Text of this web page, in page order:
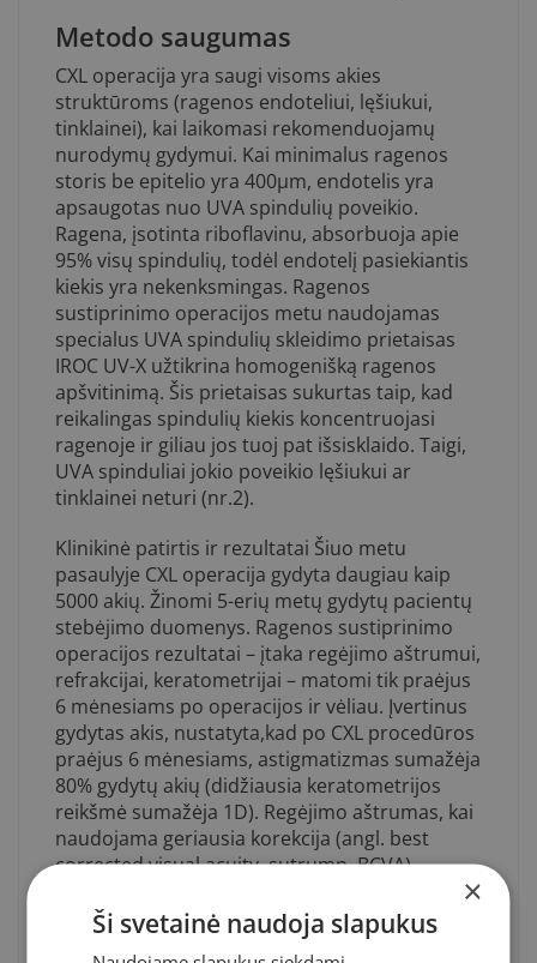
Metodo saugumas
CXL operacija yra saugi visoms akies
struktūroms (ragenos endoteliui, lęšiukui,
tinklainei), kai laikomasi rekomenduojamų
nurodymų gydymui. Kai minimalus ragenos
storis be epitelio yra 400µm, endotelis yra
apsaugotas nuo UVA spindulių poveikio.
Ragena, įsotinta riboflavinu, absorbuoja apie
95% visų spindulių, todėl endotelį pasiekiantis
kiekis yra nekenksmingas. Ragenos
sustiprinimo operacijos metu naudojamas
specialus UVA spindulių skleidimo prietaisas
IROC UV-X užtikrina homogenišką ragenos
apšvitinimą. Šis prietaisas sukurtas taip, kad
reikalingas spindulių kiekis koncentruojasi
ragenoje ir giliau jos tuoj pat išsisklaido. Taigi,
UVA spinduliai jokio poveikio lęšiukui ar
tinklainei neturi (nr.2).
Klinikinė patirtis ir rezultatai Šiuo metu
pasaulyje CXL operacija gydyta daugiau kaip
5000 akių. Žinomi 5-erių metų gydytų pacientų
stebėjimo duomenys. Ragenos sustiprinimo
operacijos rezultatai – įtaka regėjimo aštrumui,
refrakcijai, keratometrijai – matomi tik praėjus
6 mėnesiams po operacijos ir vėliau. Įvertinus
gydytas akis, nustatyta,kad po CXL procedūros
praėjus 6 mėnesiams, astigmatizmas sumažėja
80% gydytų akių (didžiausia keratometrijos
reikšmė sumažėja 1D). Regėjimo aštrumas, kai
naudojama geriausia korekcija (angl. best
corrected visual acuity, sutrump. BCVA),
mėnesių po CXL, regėjimo aštrumas pagerėja
viena ar dviem eilutėm, o po 30-60 mėnesių po
×
Ši svetainė naudoja slapukus